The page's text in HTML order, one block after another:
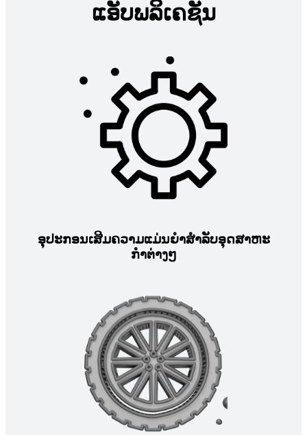
ແອັບພລິເຄຊັນ
ອຸປະກອນເສີມຄວາມແມ່ນຍໍາສໍາລັບອຸດສາຫະ
ກໍາຕ່າງໆ